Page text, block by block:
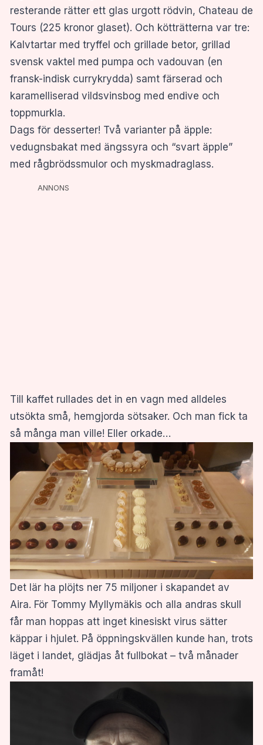
resterande rätter ett glas urgott rödvin, Chateau de
Tours (225 kronor glaset). Och kötträtterna var tre:
Kalvtartar med tryffel och grillade betor, grillad
svensk vaktel med pumpa och vadouvan (en
fransk-indisk currykrydda) samt färserad och
karamelliserad vildsvinsbog med endive och
toppmurkla.
Dags för desserter! Två varianter på äpple:
vedugnsbakat med ängssyra och “svart äpple”
med rågbrödssmulor och myskmadraglass.
ANNONS
Till kaffet rullades det in en vagn med alldeles
utsökta små, hemgjorda sötsaker. Och man fick ta
så många man ville! Eller orkade…
Det lär ha plöjts ner 75 miljoner i skapandet av
Aira. För Tommy Myllymäkis och alla andras skull
får man hoppas att inget kinesiskt virus sätter
käppar i hjulet. På öppningskvällen kunde han, trots
läget i landet, glädjas åt fullbokat – två månader
framåt!